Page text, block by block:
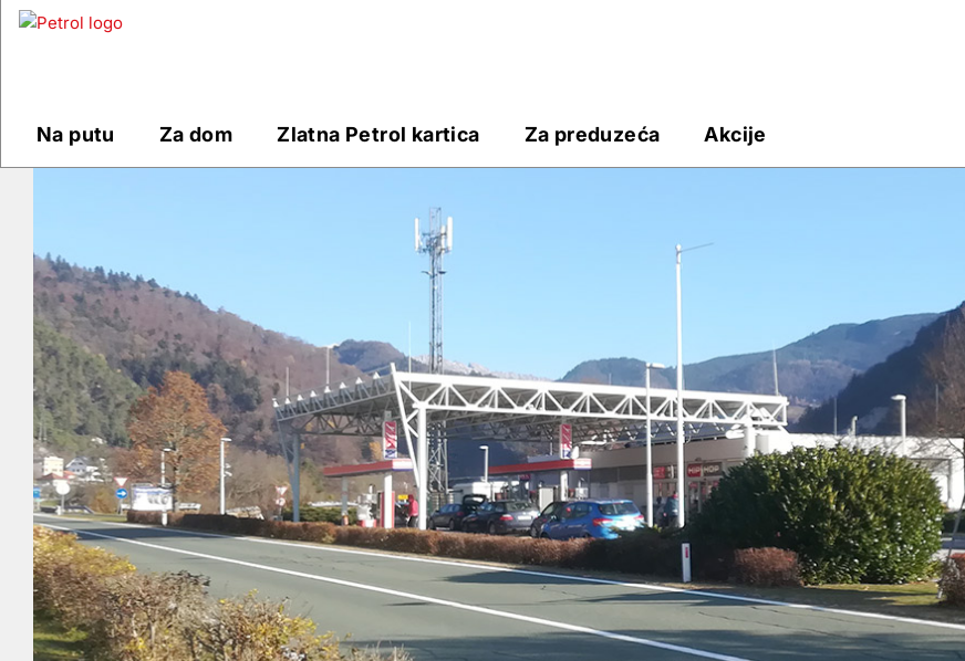
Prodajna
mjesta
Na putu Za dom Zlatna Petrol kartica Za preduzeća Akcije